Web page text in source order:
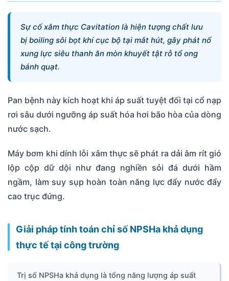
Sự cố xâm thực Cavitation là hiện tượng chất lưu
bị boiling sôi bọt khí cục bộ tại mắt hút, gây phát nổ
xung lực siêu thanh ăn mòn khuyết tật rỗ tổ ong
bánh quạt.
Pan bệnh này kích hoạt khi áp suất tuyệt đối tại cổ nạp
rơi sâu dưới ngưỡng áp suất hóa hơi bão hòa của dòng
nước sạch.
Máy bơm khi dính lỗi xâm thực sẽ phát ra dải âm rít gió
lộp cộp dữ dội như đang nghiền sỏi đá dưới hầm
ngầm, làm suy sụp hoàn toàn năng lực đẩy nước đẩy
cao trục đứng.
Giải pháp tính toán chỉ số NPSHa khả dụng
thực tế tại công trường
Trị số NPSHa khả dụng là tổng năng lượng áp suất